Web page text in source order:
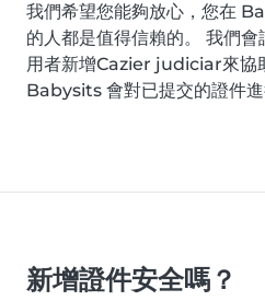
我們希望您能夠放心，您在
的人都是值得信賴的。 我們會
用者新增Cazier judiciar來協
Babysits 會對已提交的證件進
新增證件安全嗎？